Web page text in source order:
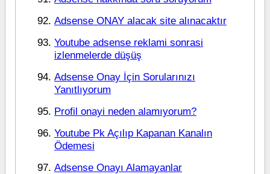
Adsense ONAY alacak site alınacaktır
Youtube adsense reklami sonrasi
izlenmelerde düşüş
Adsense Onay İçin Sorularınızı
Yanıtlıyorum
Profil onayi neden alamıyorum?
Youtube Pk Açılıp Kapanan Kanalın
Ödemesi
Adsense Onayı Alamayanlar